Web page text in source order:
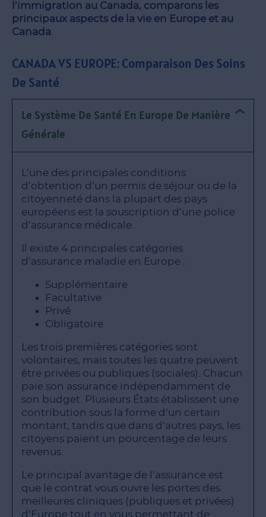
l’immigration au Canada, comparons les
principaux aspects de la vie en Europe et au
Canada
CANADA VS EUROPE: Comparaison Des Soins
De Santé
Le Système De Santé En Europe De Manière
Générale
L’une des principales conditions
d’obtention d’un permis de séjour ou de la
citoyenneté dans la plupart des pays
européens est la souscription d’une police
d’assurance médicale.
Il existe 4 principales catégories
d’assurance maladie en Europe :
Supplémentaire
Facultative
Privé
Obligatoire
Les trois premières catégories sont
volontaires, mais toutes les quatre peuvent
être privées ou publiques (sociales). Chacun
paie son assurance indépendamment de
son budget. Plusieurs États établissent une
contribution sous la forme d’un certain
montant, tandis que dans d’autres pays, les
citoyens paient un pourcentage de leurs
revenus.
Le principal avantage de l’assurance est
que le contrat vous ouvre les portes des
meilleures cliniques (publiques et privées)
d’Europe tout en vous permettant de